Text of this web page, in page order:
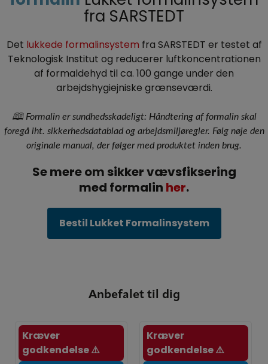
fra SARSTEDT
Det lukkede formalinsystem fra SARSTEDT er testet af
Teknologisk Institut og reducerer luftkoncentrationen
af formaldehyd til ca. 100 gange under den
arbejdshygiejniske grænseværdi.
🕮 Formalin er sundhedsskadeligt: Håndtering af formalin skal
foregå iht. sikkerhedsdatablad og arbejdsmiljøregler. Følg nøje den
originale manual, der følger med produktet inden brug.
Se mere om sikker vævsfiksering
med formalin her.
Bestil Lukket Formalinsystem
Anbefalet til dig
Kræver
godkendelse ⚠️
Kræver
godkendelse ⚠️